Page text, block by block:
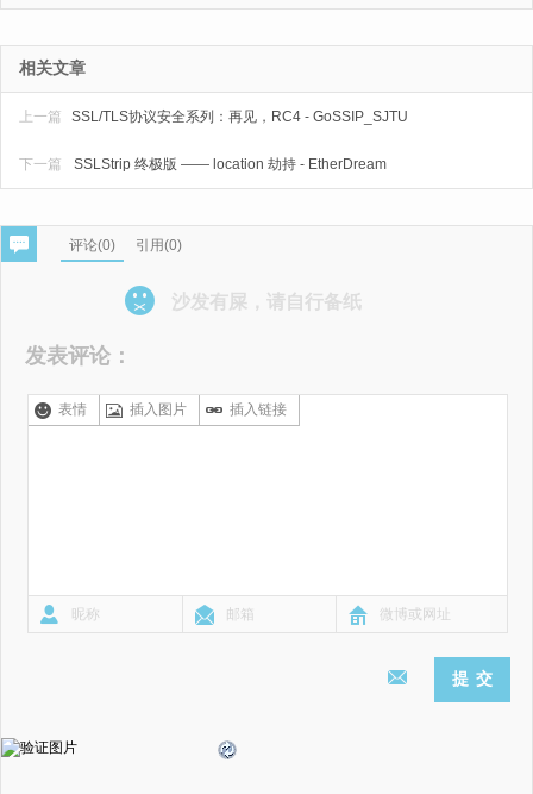
相关文章
上一篇 SSL/TLS协议安全系列：再见，RC4 - GoSSIP_SJTU
SSLStrip 终极版 —— location 劫持 - EtherDream
下一篇
评论(0) 引用(0)
沙发有屎，请自行备纸
发表评论：
表情 插入图片 插入链接